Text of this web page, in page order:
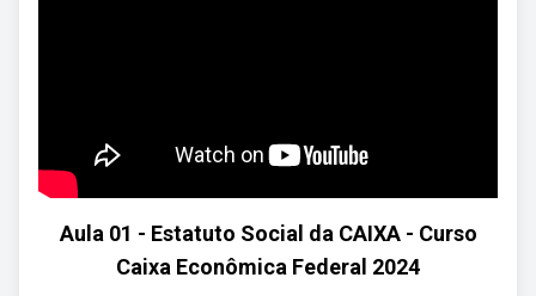
Aula 01 - Estatuto Social da CAIXA - Curso
Caixa Econômica Federal 2024